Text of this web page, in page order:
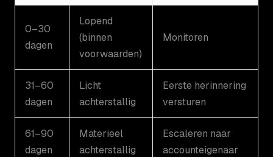
0–30
dagen
Lopend
(binnen
voorwaarden)
Monitoren
31–60
dagen
Licht
achterstallig
Eerste herinnering
versturen
61–90
dagen
Materieel
achterstallig
Escaleren naar
accounteigenaar